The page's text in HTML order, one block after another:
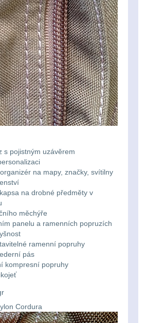
612
157
46
64
24
s pojistným uzávěrem
na mapy, značky, svítilny
na drobné předměty v
měchýře
panelu a ramenních popruzích
ramenní popruhy
pás
kompresní popruhy
Cordura